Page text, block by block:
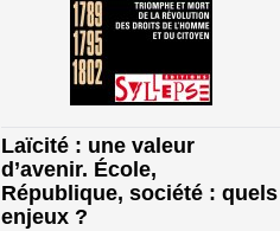
Laïcité : une valeur
d’avenir. École,
République, société : quels
enjeux ?